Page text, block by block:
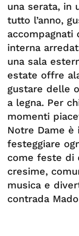
una serata, in
tutto l’anno,
accompagnati
interna
una sala
estate offre
gustare delle
a legna. Per
momenti
Notre Dame
festeggiare
come feste di
cresime,
musica e
contrada